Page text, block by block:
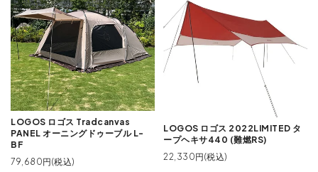
LOGOS ロゴス Tradcanvas
PANEL オーニングドゥーブル L-
BF
79,680円(税込)
LOGOS ロゴス 2022LIMITED タ
ープヘキサ440 (難燃RS)
22,330円(税込)